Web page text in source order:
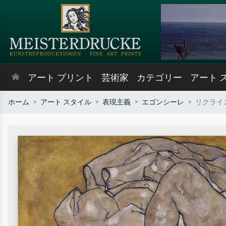
アート プリント 芸術家 カテゴリー アート
ホーム アート スタイル 表現主義 エゴンシーレ リクラ